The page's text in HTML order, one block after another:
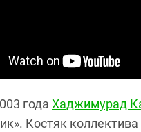
года Хаджимурад
Костяк